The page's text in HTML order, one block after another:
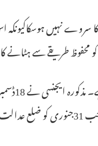
اے ایس ائی کے حالیہ سروے میں مذکورہ تہہ خانہ نمبراین
محفوظ طریقے سے ہٹانے
عدالت میں سروے رپورٹ پیش کی تھی۔ پیش رفت اس